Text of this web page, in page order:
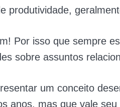
produtividade,
Por isso que sempre
sobre assuntos
um conceito
anos, mas que vale